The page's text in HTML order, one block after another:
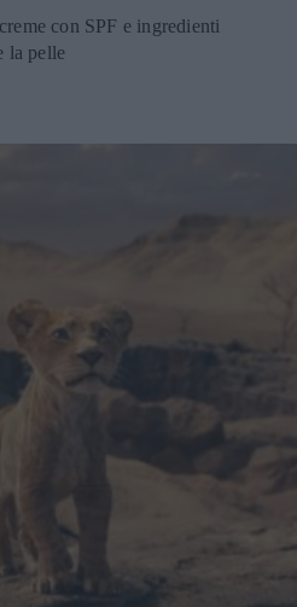
con SPF e ingredienti
la pelle